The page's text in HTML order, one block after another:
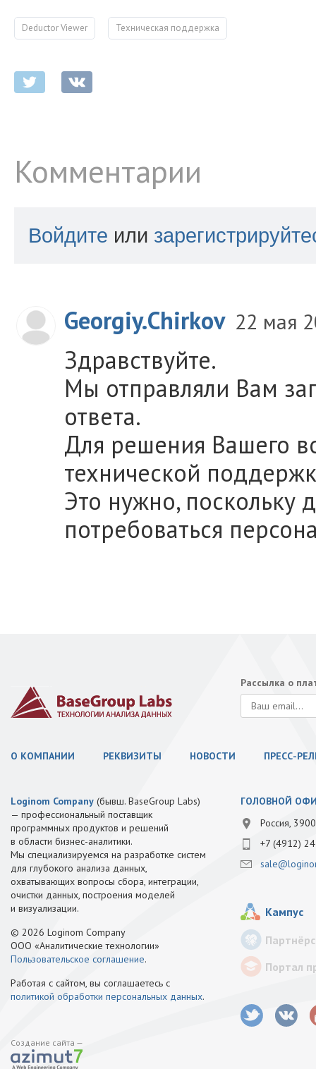
Deductor Viewer Техническая поддержка
Комментарии
Войдите или
Georgiy.Chirkov 22 мая
Здравствуйте.
Мы отправляли Вам
ответа.
Для решения Вашего
технической
Это нужно, поскольку
потребоваться
Рассылка о
О КОМПАНИИ РЕКВИЗИТЫ НОВОСТИ ПРЕСС-
Loginom Company (бывш. BaseGroup Labs)
— профессиональный поставщик
программных продуктов и решений
в области бизнес-аналитики.
Мы специализируемся на разработке систем
для глубокого анализа данных,
охватывающих вопросы сбора, интеграции,
очистки данных, построения моделей
и визуализации.
© 2026 Loginom Company
ООО «Аналитические технологии»
Пользовательское соглашение.
Работая с сайтом, вы соглашаетесь с
политикой обработки персональных данных.
Создание сайта —
ГОЛОВНОЙ
Россия,
+7 (4912)
Кампус
Портал